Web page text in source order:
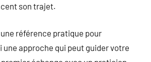
son trajet.
référence pratique pour
une approche qui peut guider votre